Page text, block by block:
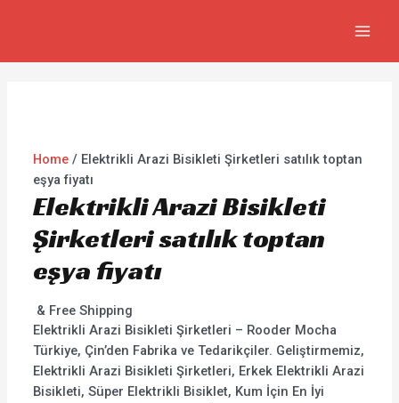
Home / Elektrikli Arazi Bisikleti Şirketleri satılık toptan
eşya fiyatı
Elektrikli Arazi Bisikleti
Şirketleri satılık toptan
eşya fiyatı
& Free Shipping
Elektrikli Arazi Bisikleti Şirketleri – Rooder Mocha
Türkiye, Çin’den Fabrika ve Tedarikçiler. Geliştirmemiz,
Elektrikli Arazi Bisikleti Şirketleri, Erkek Elektrikli Arazi
Bisikleti, Süper Elektrikli Bisiklet, Kum İçin En İyi